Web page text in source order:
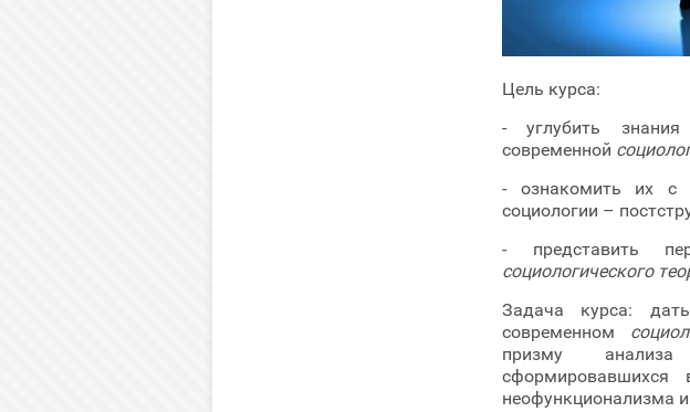
Цель курса:
- углубить
современной
- ознакомить их с
социологии –
- представить
социологического
Задача курса:
современном
призму
неофункционализма